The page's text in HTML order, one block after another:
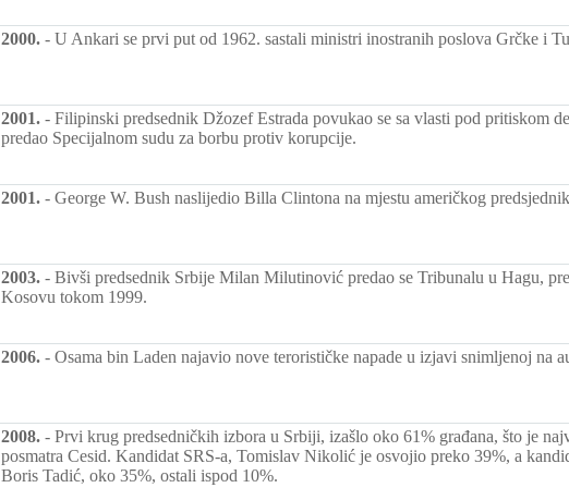
2000. - U Ankari se prvi put od 1962. sastali ministri inostranih poslova Grčke i
2001. - Filipinski predsednik Džozef Estrada povukao se sa vlasti pod pritiskom
predao Specijalnom sudu za borbu protiv korupcije.
2001. - George W. Bush naslijedio Billa Clintona na mjestu američkog
2003. - Bivši predsednik Srbije Milan Milutinović predao se Tribunalu u Hagu,
Kosovu tokom 1999.
2006. - Osama bin Laden najavio nove terorističke napade u izjavi snimljenoj na
2008. - Prvi krug predsedničkih izbora u Srbiji, izašlo oko 61% građana, što je
posmatra Cesid. Kandidat SRS-a, Tomislav Nikolić je osvojio preko 39%, a
Boris Tadić, oko 35%, ostali ispod 10%.